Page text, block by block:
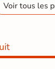
Voir tous les